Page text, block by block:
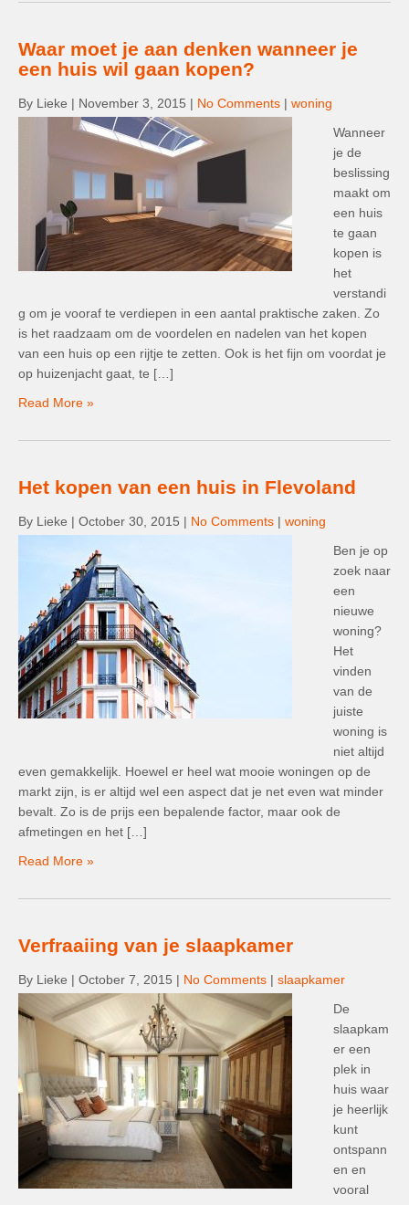
Waar moet je aan denken wanneer je
een huis wil gaan kopen?
By Lieke | November 3, 2015 | No Comments | woning
Wanneer
je de
beslissing
maakt om
een huis
te gaan
kopen is
het
verstandi
g om je vooraf te verdiepen in een aantal praktische zaken. Zo
is het raadzaam om de voordelen en nadelen van het kopen
van een huis op een rijtje te zetten. Ook is het fijn om voordat je
op huizenjacht gaat, te […]
Read More »
Het kopen van een huis in Flevoland
By Lieke | October 30, 2015 | No Comments | woning
Ben je op
zoek naar
een
nieuwe
woning?
Het
vinden
van de
juiste
woning is
niet altijd
even gemakkelijk. Hoewel er heel wat mooie woningen op de
markt zijn, is er altijd wel een aspect dat je net even wat minder
bevalt. Zo is de prijs een bepalende factor, maar ook de
afmetingen en het […]
Read More »
Verfraaiing van je slaapkamer
By Lieke | October 7, 2015 | No Comments | slaapkamer
De
slaapkam
er een
plek in
huis waar
je heerlijk
kunt
ontspann
en en
vooral